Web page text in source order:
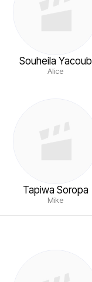
Souheila Yacoub
Alice
Tapiwa Soropa
Mike